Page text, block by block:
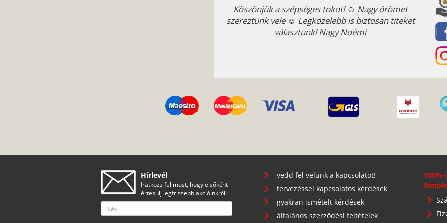
Köszönjük a szépséges tokot! ☺ Nagy örömet
szereztünk vele ☺ Legközelebb is biztosan titeket
választunk! Nagy Noémi
Hírlevél
Iratkozz fel most, hogy elsőként
értesülj legfrissebb akcióinkról!
vedd fel velünk a kapcsolatot!
tervezéssel kapcsolatos kérdések
gyakran ismételt kérdések
általános szerződési feltételek